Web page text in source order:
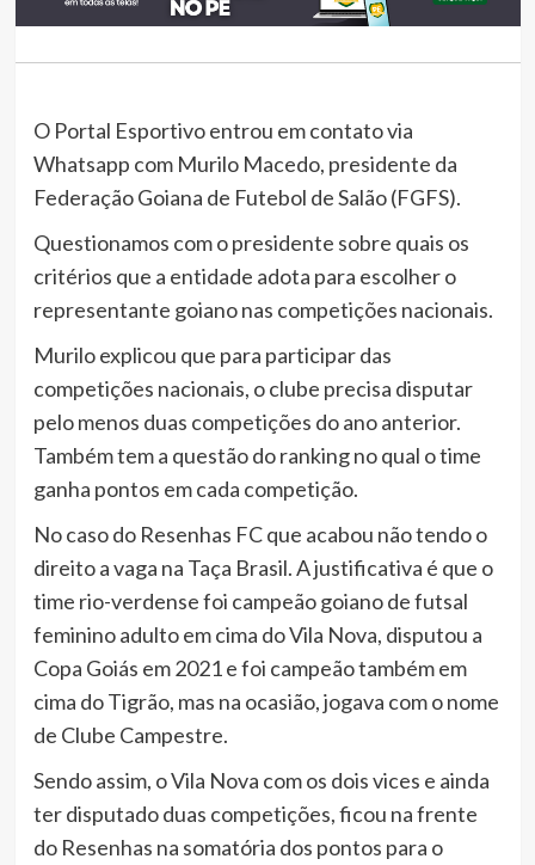
O Portal Esportivo entrou em contato via
Whatsapp com Murilo Macedo, presidente da
Federação Goiana de Futebol de Salão (FGFS).
Questionamos com o presidente sobre quais os
critérios que a entidade adota para escolher o
representante goiano nas competições nacionais.
Murilo explicou que para participar das
competições nacionais, o clube precisa disputar
pelo menos duas competições do ano anterior.
Também tem a questão do ranking no qual o time
ganha pontos em cada competição.
No caso do Resenhas FC que acabou não tendo o
direito a vaga na Taça Brasil. A justificativa é que o
time rio-verdense foi campeão goiano de futsal
feminino adulto em cima do Vila Nova, disputou a
Copa Goiás em 2021 e foi campeão também em
cima do Tigrão, mas na ocasião, jogava com o nome
de Clube Campestre.
Sendo assim, o Vila Nova com os dois vices e ainda
ter disputado duas competições, ficou na frente
do Resenhas na somatória dos pontos para o